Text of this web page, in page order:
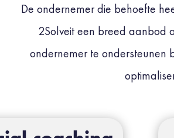
De ondernemer die behoefte
2Solveit een breed aanbod
ondernemer te ondersteunen